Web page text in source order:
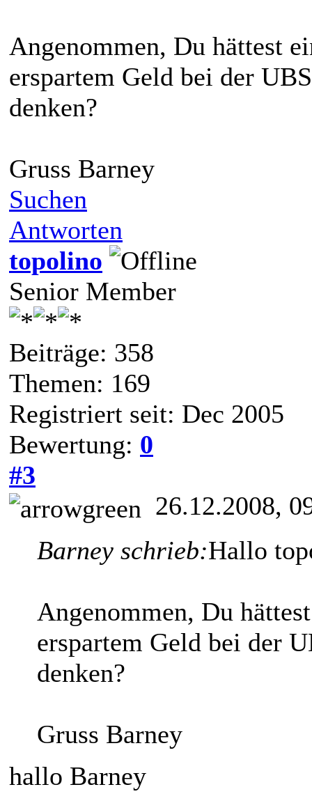
Angenommen, Du hättest
erspartem Geld bei der
denken?
Gruss Barney
Suchen
Antworten
topolino
Senior Member
Beiträge: 358
Themen: 169
Registriert seit: Dec 2005
Bewertung: 0
#3
26.12.2008,
Barney schrieb:Hallo
Angenommen, Du
erspartem Geld bei der
denken?
Gruss Barney
hallo Barney